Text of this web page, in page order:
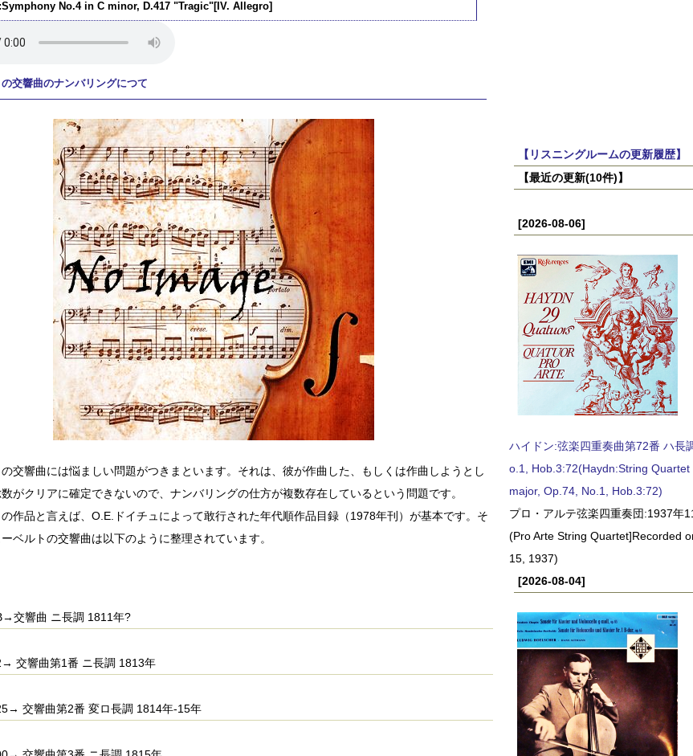
No.4 in C minor, D.417 "Tragic"[IV. Allegro]
交響曲のナンバリングにつて
交響曲には悩ましい問題がつきまといます。それは、彼が作曲した、もしくは作曲しようとし
がクリアに確定できないので、ナンバリングの仕方が複数存在しているという問題です。
作品と言えば、O.E.ドイチュによって敢行された年代順作品目録（1978年刊）が基本です。そ
ベルトの交響曲は以下のように整理されています。
交響曲 ニ長調 1811年?
交響曲第1番 ニ長調 1813年
交響曲第2番 変ロ長調 1814年-15年
【リスニングルームの更新履歴】
【最近の更新(10件)】
[2026-08-06]
ハイドン:弦楽四重奏曲第72番 ハ長
o.1, Hob.3:72(Haydn:String Quartet
major, Op.74, No.1, Hob.3:72)
プロ・アルテ弦楽四重奏団:1937年
(Pro Arte String Quartet]Recorded
15, 1937)
[2026-08-04]